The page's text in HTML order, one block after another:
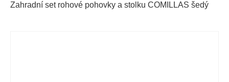
Zahradní set rohové pohovky a stolku COMILLAS šedý